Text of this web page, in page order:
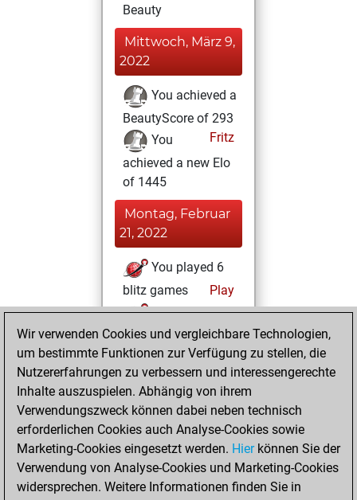
Beauty
Mittwoch, März 9,
2022
You achieved a
BeautyScore of 293
Fritz
You
achieved a new Elo
of 1445
Montag, Februar
21, 2022
You played 6
blitz games
Play
You scored +2
=0 -4 in blitz
You played 1
slow games
You scored +0
=0 -1 in slow games
Samstag, Februar
12, 2022
Wir verwenden Cookies und vergleichbare Technologien,
um bestimmte Funktionen zur Verfügung zu stellen, die
Nutzererfahrungen zu verbessern und interessengerechte
Inhalte auszuspielen. Abhängig von ihrem
Verwendungszweck können dabei neben technisch
erforderlichen Cookies auch Analyse-Cookies sowie
Marketing-Cookies eingesetzt werden. Hierkönnen Sie der
Verwendung von Analyse-Cookies und Marketing-Cookies
widersprechen. Weitere Informationen finden Sie in